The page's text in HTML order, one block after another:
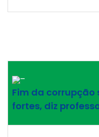
–
Fim da
fortes, diz